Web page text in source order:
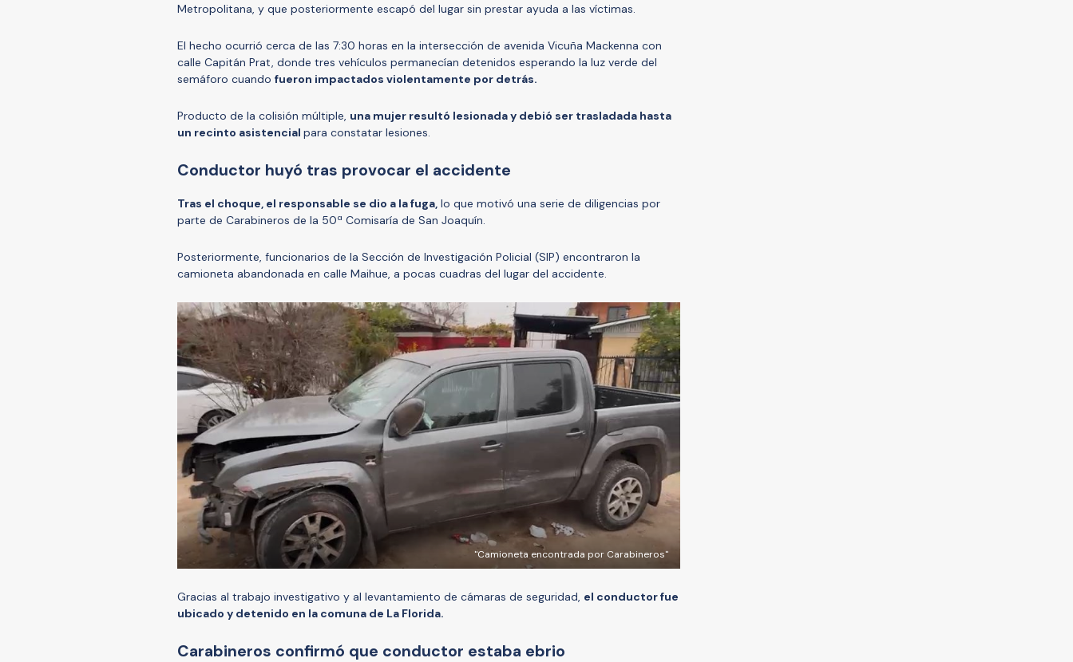
Metropolitana, y que posteriormente escapó del lugar sin prestar ayuda a las víctimas.
El hecho ocurrió cerca de las 7:30 horas en la intersección de avenida Vicuña Mackenna con
calle Capitán Prat, donde tres vehículos permanecían detenidos esperando la luz verde del
semáforo cuando fueron impactados violentamente por detrás.
Producto de la colisión múltiple, una mujer resultó lesionada y debió ser trasladada hasta
un recinto asistencial para constatar lesiones.
Conductor huyó tras provocar el accidente
Tras el choque, el responsable se dio a la fuga, lo que motivó una serie de diligencias por
parte de Carabineros de la 50ª Comisaría de San Joaquín.
Posteriormente, funcionarios de la Sección de Investigación Policial (SIP) encontraron la
camioneta abandonada en calle Maihue, a pocas cuadras del lugar del accidente.
"Camioneta encontrada por Carabineros"
Gracias al trabajo investigativo y al levantamiento de cámaras de seguridad, el conductor fue
ubicado y detenido en la comuna de La Florida.
Carabineros confirmó que conductor estaba ebrio